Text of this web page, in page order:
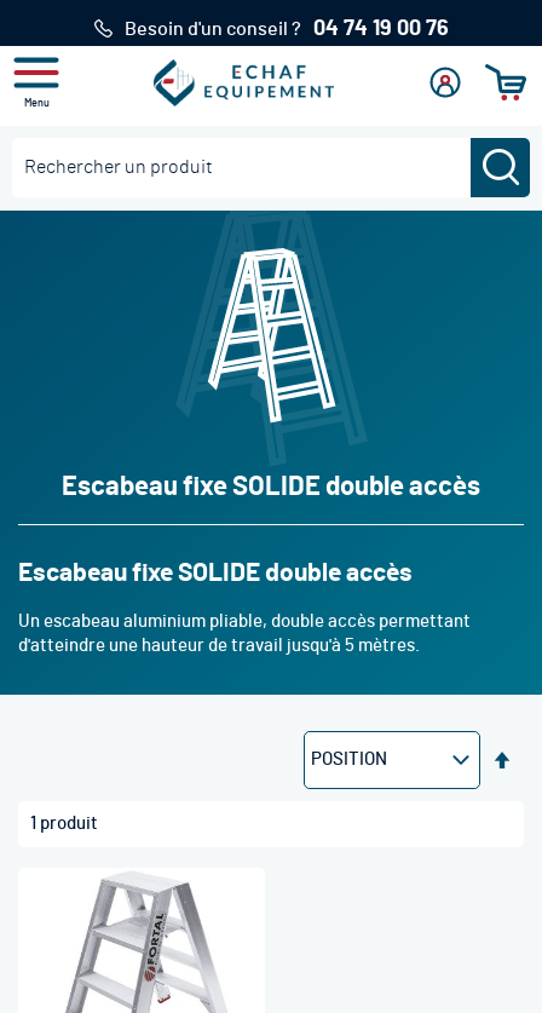
Menu
Besoin d'un conseil ? 04 74 19 00 76
compte
connecter
Escabeau fixe SOLIDE double accès
Escabeau fixe SOLIDE double accès
Un escabeau aluminium pliable, double accès permettant
d'atteindre une hauteur de travail jusqu'à 5 mètres.
1 produit